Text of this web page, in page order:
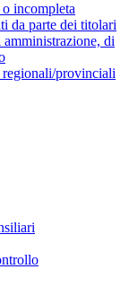
incompleta
da parte dei titolari
di
provinciali